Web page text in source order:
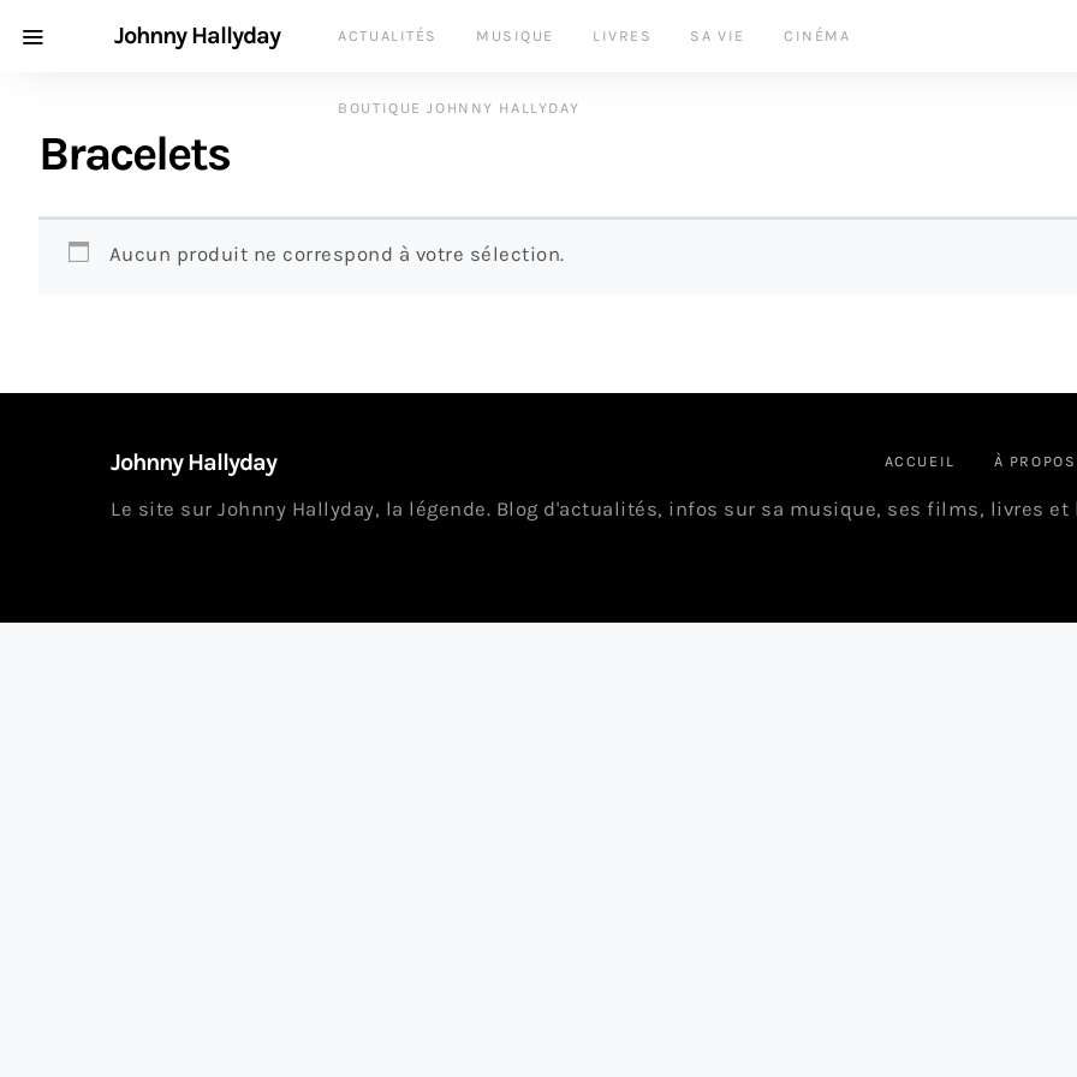
Johnny Hallyday ACTUALITÉS MUSIQUE LIVRES SA VIE CINÉMA
BOUTIQUE JOHNNY HALLYDAY
Bracelets
Aucun produit ne correspond à votre sélection.
Johnny Hallyday ACCUEIL À PROPOS
Le site sur Johnny Hallyday, la légende. Blog d'actualités, infos sur sa musique, ses films, livres et